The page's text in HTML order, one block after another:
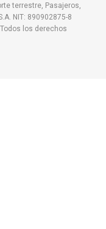
terrestre, Pasajeros,
NIT: 890902875-8
los derechos